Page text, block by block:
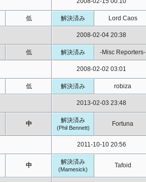
低 解決済み Lord Caos
2008-02-04 20:38
低 解決済み -Misc Reporters-
2008-02-02 03:01
低 解決済み robiza
2013-02-03 23:48
中 解決済み
(Phil Bennett)
Fortuna
2011-10-10 20:56
中 解決済み
(Mamesick)
Tafoid